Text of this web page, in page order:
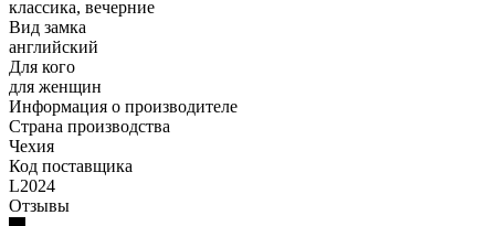
классика, вечерние
Вид замка
английский
Для кого
для женщин
Информация о производителе
Страна производства
Чехия
Код поставщика
L2024
Отзывы